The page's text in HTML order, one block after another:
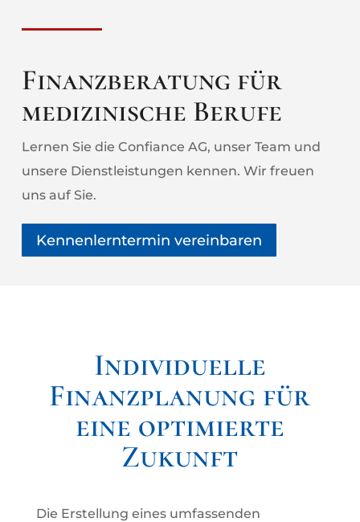
Finanzberatung für
medizinische Berufe
Lernen Sie die Confiance AG, unser Team und
unsere Dienstleistungen kennen. Wir freuen
uns auf Sie.
Kennenlerntermin vereinbaren
Individuelle
Finanzplanung für
eine optimierte
Zukunft
Die Erstellung eines umfassenden